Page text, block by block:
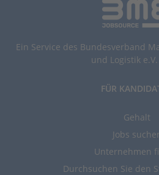
Ein Service des Bundesverband
und Logistik e.V.
FÜR
Gehalt
Jobs
Unternehmen
Durchsuchen Sie den